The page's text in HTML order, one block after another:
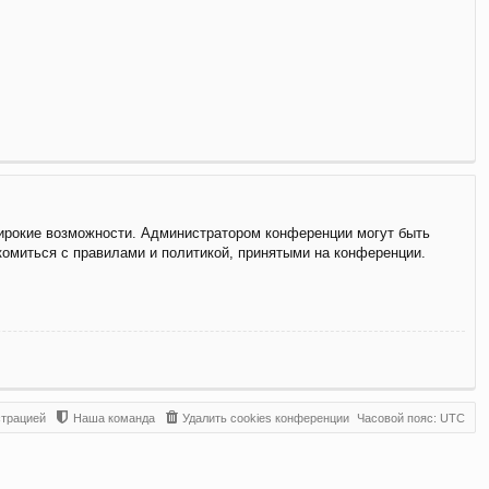
возможности. Администратором конференции могут быть
с правилами и политикой, принятыми на конференции.
Часовой пояс: UTC
Удалить cookies конференции
Наша команда